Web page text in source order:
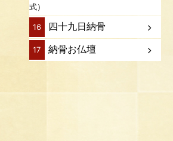
式）
16 四十九日納骨
17 納骨お仏壇